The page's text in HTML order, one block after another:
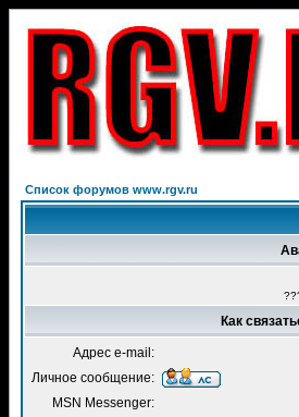
Список форумов www.rgv.ru
Как
Адрес e-mail:
Личное сообщение:
MSN Messenger: